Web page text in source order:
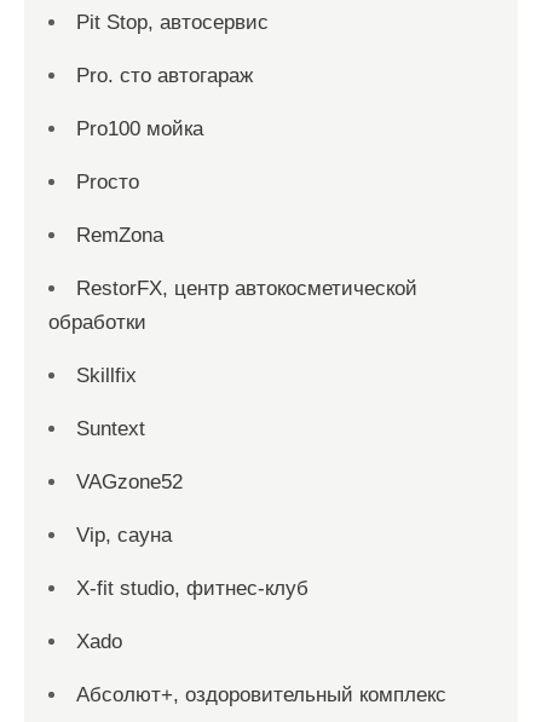
Pit Stop, автосервис
Pro. cтo автогараж
Pro100 мойка
Proсто
RemZona
RestorFX, центр автокосметической
обработки
Skillfix
Suntext
VAGzone52
Vip, сауна
X-fit studio, фитнес-клуб
Xado
Абсолют+, оздоровительный комплекс